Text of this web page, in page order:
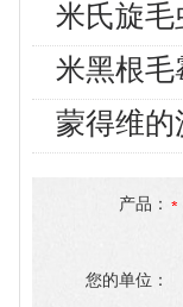
米氏旋
米黑根
蒙得维
产品：
您的单位：